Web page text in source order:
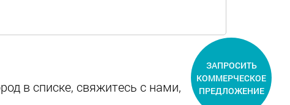
в списке, свяжитесь с нами,
ЗАПРОСИТЬ
КОММЕРЧЕСКОЕ
ПРЕДЛОЖЕНИЕ